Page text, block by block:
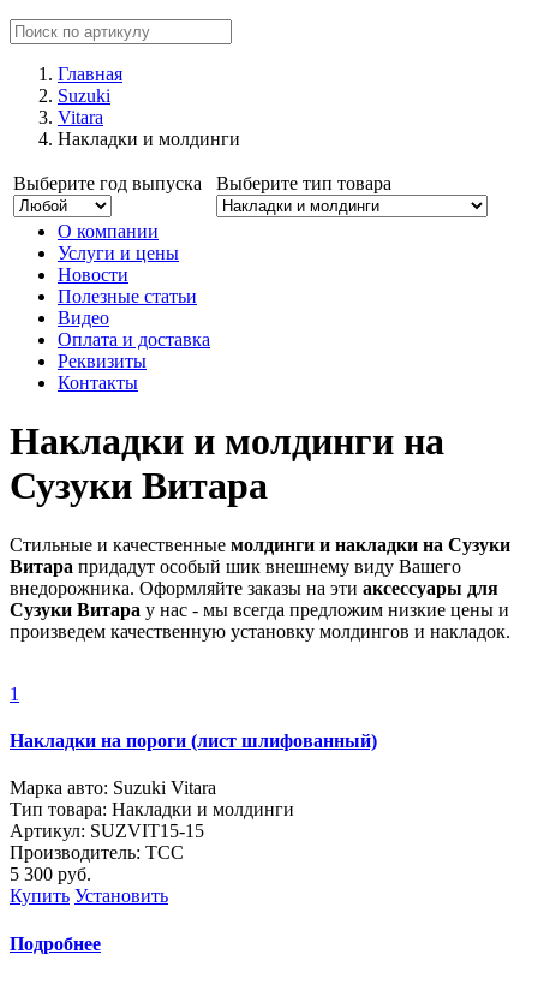
Главная
Suzuki
Vitara
Накладки и молдинги
Выберите год выпуска Выберите тип товара
О компании
Услуги и цены
Новости
Полезные статьи
Видео
Оплата и доставка
Реквизиты
Контакты
Накладки и молдинги на
Сузуки Витара
Стильные и качественные молдинги и накладки на Сузуки
Витара придадут особый шик внешнему виду Вашего
внедорожника. Оформляйте заказы на эти аксессуары для
Сузуки Витара у нас - мы всегда предложим низкие цены и
произведем качественную установку молдингов и накладок.
1
Накладки на пороги (лист шлифованный)
Марка авто: Suzuki Vitara
Тип товара: Накладки и молдинги
Артикул: SUZVIT15-15
Производитель: ТСС
5 300 руб.
Купить Установить
Подробнее